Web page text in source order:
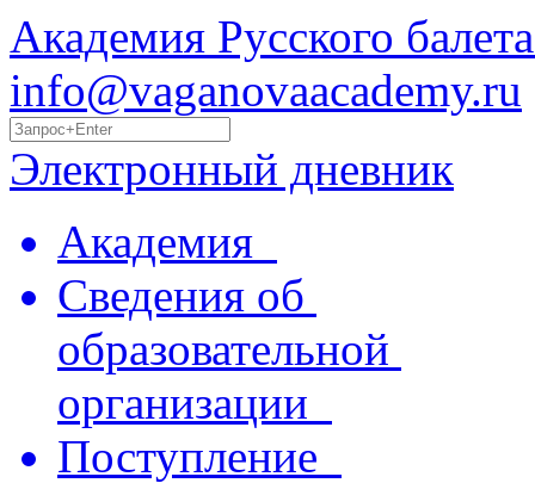
Академия Русского
info@vaganovaacademy.ru
Электронный дневник
Академия
Сведения об
образовательной
организации
Поступление